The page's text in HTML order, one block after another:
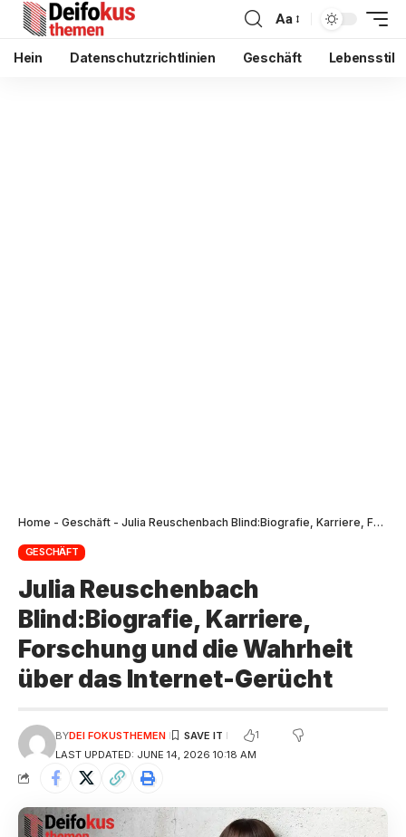
Aa
Hein Datenschutzrichtlinien Geschäft Lebensstil
Home - Geschäft - Julia Reuschenbach Blind:Biografie, Karriere, Forschung und die Wahrheit über das Internet-Gerücht
GESCHÄFT
Julia Reuschenbach
Blind:Biografie, Karriere,
Forschung und die Wahrheit
über das Internet-Gerücht
LAST UPDATED: JUNE 14, 2026 10:18 AM
BYDEI FOKUSTHEMEN 1